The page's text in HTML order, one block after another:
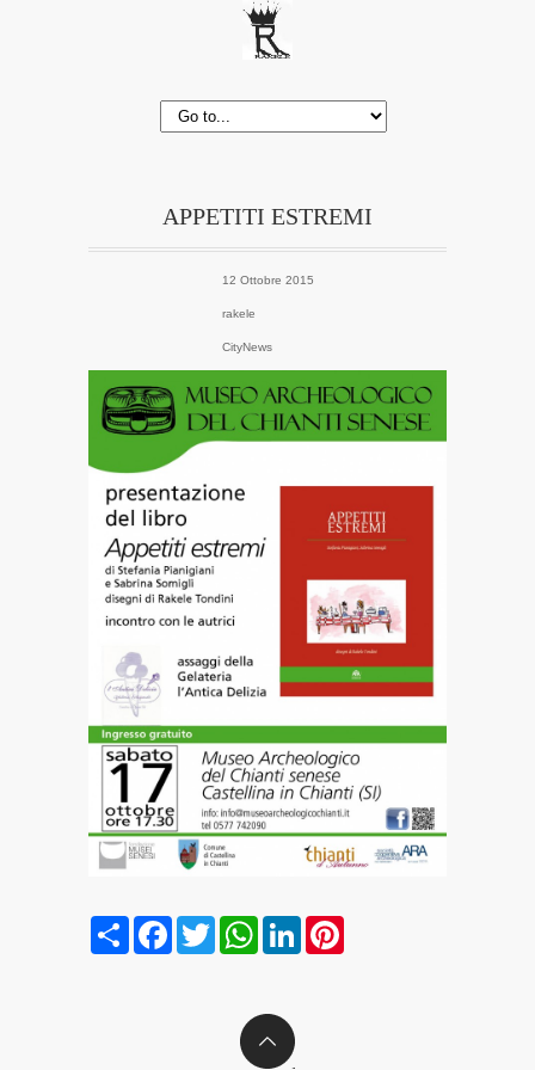
APPETITI ESTREMI
12 Ottobre 2015
rakele
CityNews
CondividiFacebookTwitter WhatsAppLinkedIn